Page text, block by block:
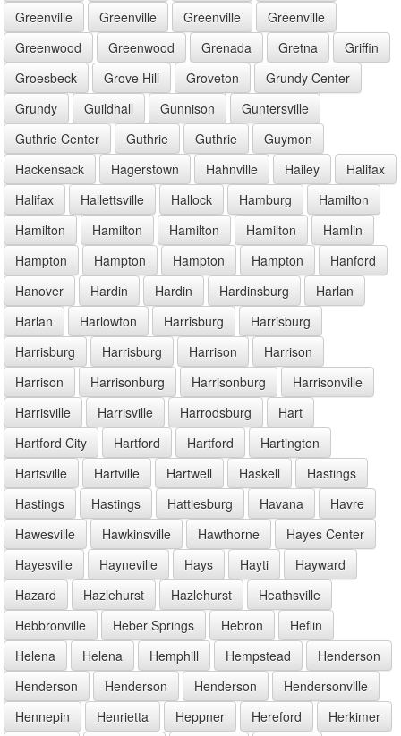
Greenville
Greenville Greenville
Greenville
Greenwood
Greenwood Grenada Gretna
Griffin
Groesbeck
Grove Hill Groveton
Grundy Center
Grundy
Guildhall Gunnison
Guntersville
Guthrie Center
Guthrie Guthrie
Guymon
Hackensack
Hagerstown Hahnville Hailey
Halifax
Halifax
Hallettsville Hallock Hamburg
Hamilton
Hamilton
Hamilton Hamilton Hamilton
Hamlin
Hampton
Hampton Hampton Hampton
Hanford
Hanover
Hardin Hardin Hardinsburg
Harlan
Harlan
Harlowton Harrisburg
Harrisburg
Harrisburg
Harrisburg Harrison
Harrison
Harrison
Harrisonburg Harrisonburg
Harrisonville
Harrisville
Harrisville Harrodsburg
Hart
Hartford City
Hartford Hartford
Hartington
Hartsville
Hartville Hartwell Haskell
Hastings
Hastings
Hastings Hattiesburg Havana
Havre
Hawesville
Hawkinsville Hawthorne
Hayes Center
Hayesville
Hayneville Hays Hayti
Hayward
Hazard
Hazlehurst Hazlehurst
Heathsville
Hebbronville
Heber Springs Hebron
Heflin
Helena
Helena Hemphill Hempstead
Henderson
Henderson
Henderson Henderson
Hendersonville
Hennepin
Henrietta Heppner Hereford
Herkimer